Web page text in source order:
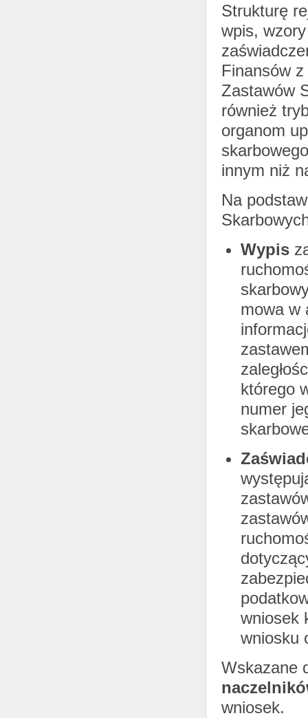
Strukturę
wpis,
Finansów
Zastawów
również
organom
innym niż
Na
Wypis
mowa w
którego
numer
wniosek
wniosku
Wskazane
wniosek.